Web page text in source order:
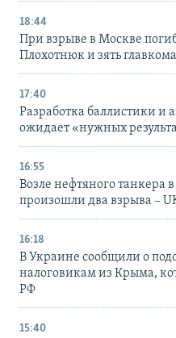
18:44
При взрыве в Москве
Плохотнюк и зять
17:40
Разработка баллистики и
ожидает «нужных
16:55
Возле нефтяного танкера
произошли два взрыва –
16:18
В Украине сообщили о
налоговикам из Крыма,
РФ
15:40